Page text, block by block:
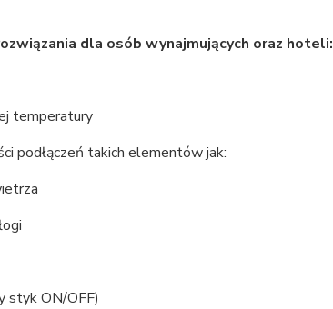
dla osób wynajmujących oraz hoteli:
temperatury
podłączeń takich elementów jak:
styk ON/OFF)